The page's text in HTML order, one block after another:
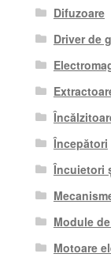
Difuzoare
Driver de
Începători
Încuietori
Module
Motoare